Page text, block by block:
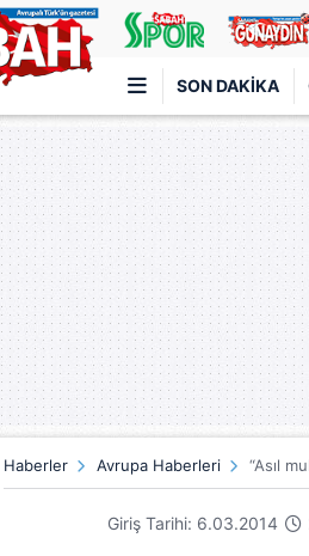
SON DAKIKA
Türkiye'nin en iyi haber sitesi
Haberler Avrupa Haberleri “Asıl
Giriş Tarihi: 6.03.2014